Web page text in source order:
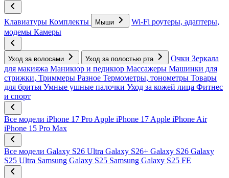
Клавиатуры Комплекты Мыши
Wi-Fi роутеры, адаптеры,
модемы Камеры
Уход за волосами Уход за полостью рта Очки Зеркала
для макияжа Маникюр и педикюр Массажеры Машинки для
стрижки, Триммеры Разное Термометры, тонометры Товары
для бритья Умные ушные палочки Уход за кожей лица Фитнес
и спорт
Все модели iPhone 17 Pro Apple iPhone 17 Apple iPhone Air
iPhone 15 Pro Max
Все модели Galaxy S26 Ultra Galaxy S26+ Galaxy S26 Galaxy
S25 Ultra Samsung Galaxy S25 Samsung Galaxy S25 FE